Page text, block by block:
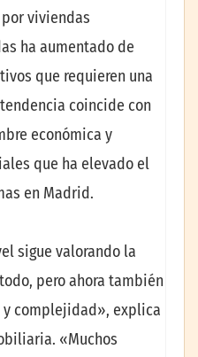
viviendas
ha aumentado de
que requieren una
coincide con
económica y
que ha elevado el
en Madrid.
sigue valorando la
pero ahora también
complejidad», explica
«Muchos